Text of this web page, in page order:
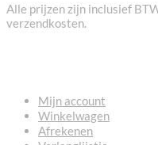
Alle prijzen zijn inclusief
verzendkosten.
Mijn account
Winkelwagen
Afrekenen